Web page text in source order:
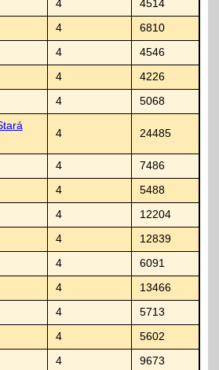
4 4514
4 6810
4 4546
4 4226
4 5068
4 24485
4 7486
4 5488
4 12204
4 12839
4 6091
4 13466
4 5713
4 5602
4 9673